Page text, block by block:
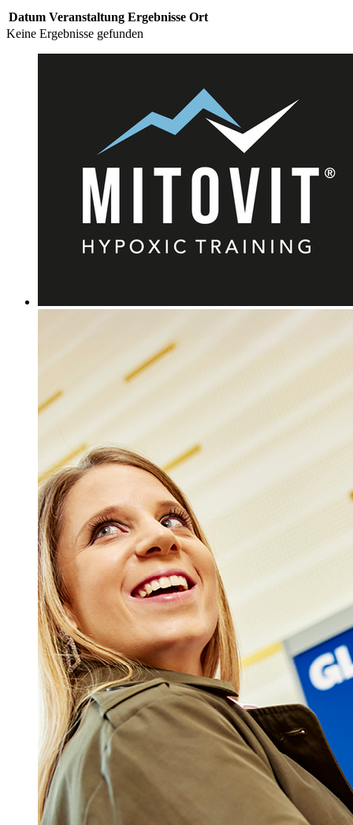
Datum Veranstaltung Ergebnisse Ort
Keine Ergebnisse gefunden